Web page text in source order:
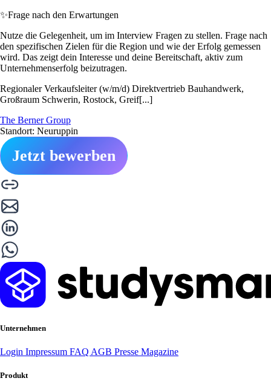
✨Frage nach den Erwartungen
Nutze die Gelegenheit, um im Interview Fragen zu stellen. Frage nach
den spezifischen Zielen für die Region und wie der Erfolg gemessen
wird. Das zeigt dein Interesse und deine Bereitschaft, aktiv zum
Unternehmenserfolg beizutragen.
Regionaler Verkaufsleiter (w/m/d) Direktvertrieb Bauhandwerk,
Großraum Schwerin, Rostock, Greif[...]
The Berner Group
Standort: Neuruppin
Jetzt bewerben
Unternehmen
Login Impressum FAQ AGB Presse Magazine
Produkt